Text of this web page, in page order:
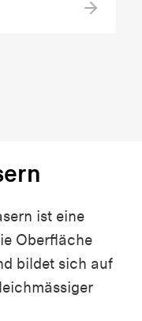
ist eine
Oberfläche
bildet sich auf